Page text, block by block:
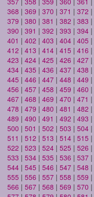
368 | 369 | 370 | 371 | 372 |
379 | 380 | 381 | 382 | 383 |
390 | 391 | 392 | 393 | 394 |
401 | 402 | 403 | 404 | 405 |
412 | 413 | 414 | 415 | 416 |
423 | 424 | 425 | 426 | 427 |
434 | 435 | 436 | 437 | 438 |
445 | 446 | 447 | 448 | 449 |
456 | 457 | 458 | 459 | 460 |
467 | 468 | 469 | 470 | 471 |
478 | 479 | 480 | 481 | 482 |
489 | 490 | 491 | 492 | 493 |
500 | 501 | 502 | 503 | 504 |
511 | 512 | 513 | 514 | 515 |
522 | 523 | 524 | 525 | 526 |
533 | 534 | 535 | 536 | 537 |
544 | 545 | 546 | 547 | 548 |
555 | 556 | 557 | 558 | 559 |
566 | 567 | 568 | 569 | 570 |